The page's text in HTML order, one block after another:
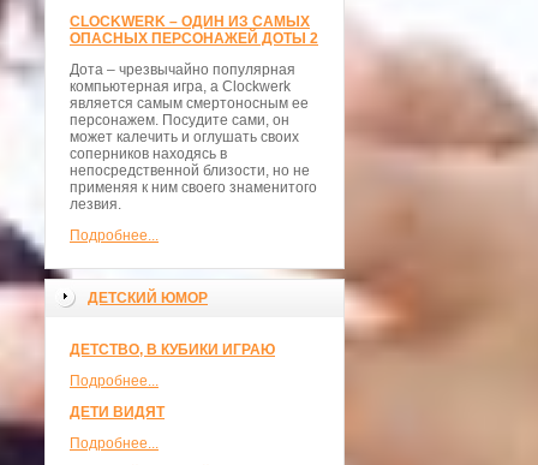
CLOCKWERK – ОДИН ИЗ САМЫХ
ОПАСНЫХ ПЕРСОНАЖЕЙ ДОТЫ 2
Дота – чрезвычайно популярная
компьютерная игра, а Clockwerk
является самым смертоносным ее
персонажем. Посудите сами, он
может калечить и оглушать своих
соперников находясь в
непосредственной близости, но не
применяя к ним своего знаменитого
лезвия.
Подробнее...
ДЕТСКИЙ ЮМОР
ДЕТСТВО, В КУБИКИ ИГРАЮ
Подробнее...
ДЕТИ ВИДЯТ
Подробнее...